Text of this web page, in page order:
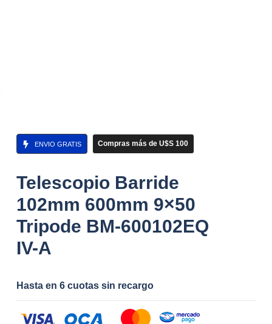
ENVIO GRATIS Compras más de U$S 100
Telescopio Barride
102mm 600mm 9×50
Tripode BM-600102EQ
IV-A
Hasta en 6 cuotas sin recargo